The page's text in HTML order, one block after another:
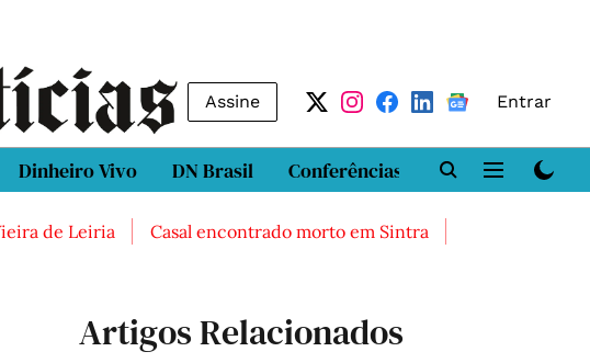
Assine Entrar
Dinheiro Vivo DN Brasil Conferências DN LAB
Leiria Casal encontrado morto em Sintra Três feridos graves
Artigos Relacionados